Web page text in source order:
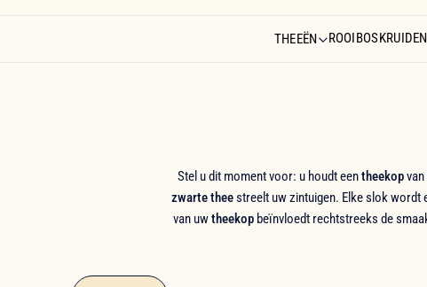
THEEËN ROOIBOS
Stel u dit moment voor: u houdt eentheekopvan
zwarte theestreelt uw zintuigen. Elke slok wordt
van uwtheekop beïnvloedt rechtstreeks de